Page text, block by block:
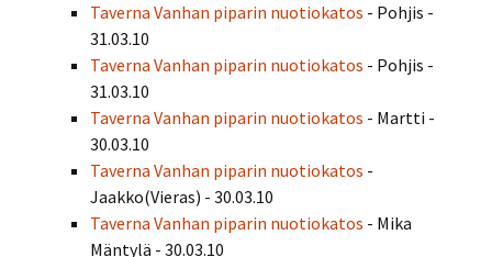
Taverna Vanhan piparin nuotiokatos - Pohjis -
31.03.10
Taverna Vanhan piparin nuotiokatos - Pohjis -
31.03.10
Taverna Vanhan piparin nuotiokatos - Martti -
30.03.10
Taverna Vanhan piparin nuotiokatos -
Jaakko(Vieras) - 30.03.10
Taverna Vanhan piparin nuotiokatos - Mika
Mäntylä - 30.03.10